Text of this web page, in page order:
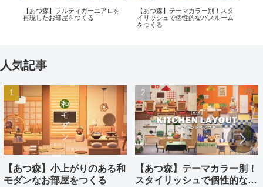
【あつ森】フルティガーエアロを
再現したお部屋をつくる
【あつ森】テーマカラー別！スタ
イリッシュで個性的なバスルーム
をつくる
人気記事
【あつ森】小上がりのある和
モダンなお部屋をつくる
【あつ森】テーマカラー別！
スタイリッシュで個性的なキ